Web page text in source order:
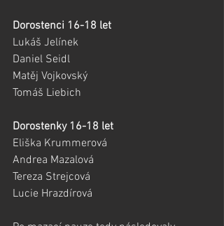
Dorostenci 16-18 let
Lukáš Jelínek
Daniel Seidl
Matěj Vojkovský
Tomáš Liebich
Dorostenky 16-18 let
Eliška Krummerová
Andrea Mazalová
Tereza Strejcová
Lucie Hrazdírová